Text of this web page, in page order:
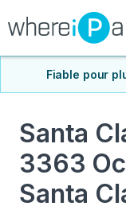
Fiable pour
Santa
3363
Santa